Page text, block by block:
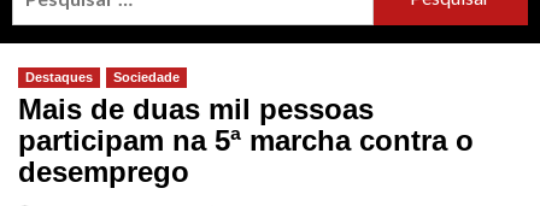
Destaques Sociedade
Mais de duas mil pessoas
participam na 5ª marcha contra o
desemprego